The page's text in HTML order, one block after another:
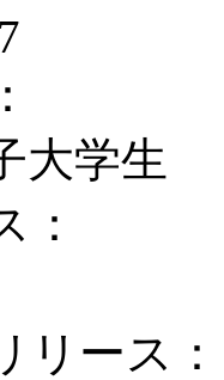
大学生
：
リース：